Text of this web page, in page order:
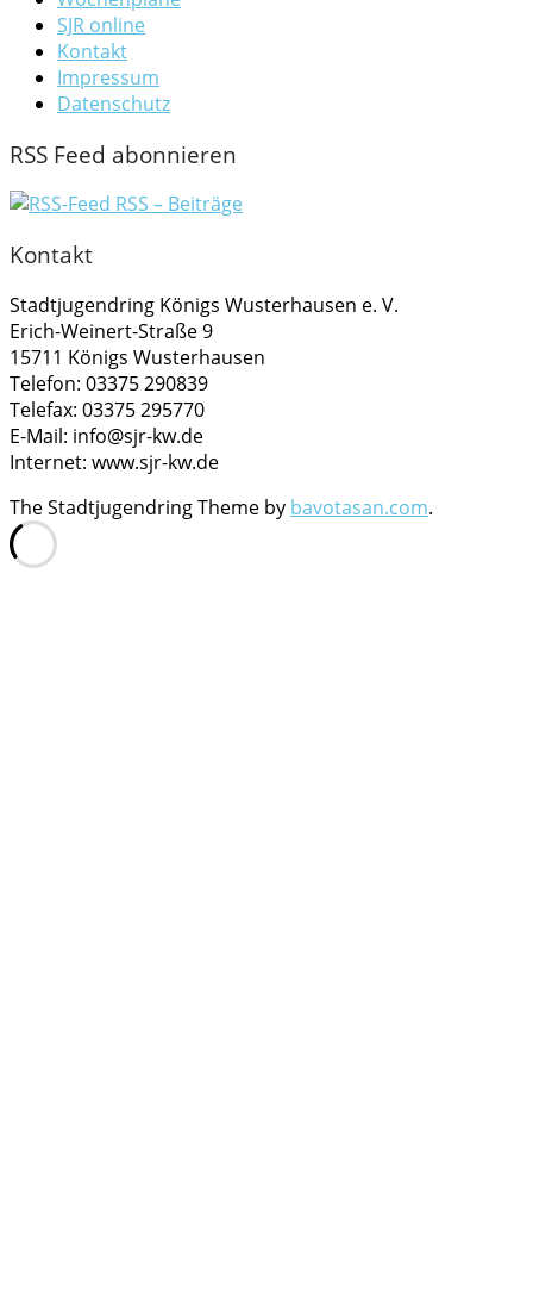
SJR online
Kontakt
Impressum
Datenschutz
RSS Feed abonnieren
RSS – Beiträge
Kontakt
Stadtjugendring Königs Wusterhausen e. V.
Erich-Weinert-Straße 9
15711 Königs Wusterhausen
Telefon: 03375 290839
Telefax: 03375 295770
E-Mail: info@sjr-kw.de
Internet: www.sjr-kw.de
The Stadtjugendring Theme by bavotasan.com.